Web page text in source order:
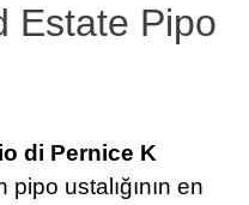
Estate Pipo
di Pernice K
pipo ustalığının en